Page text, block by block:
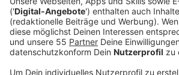
Eine Quarantäne ist mit das
Ereignis für Familien und für